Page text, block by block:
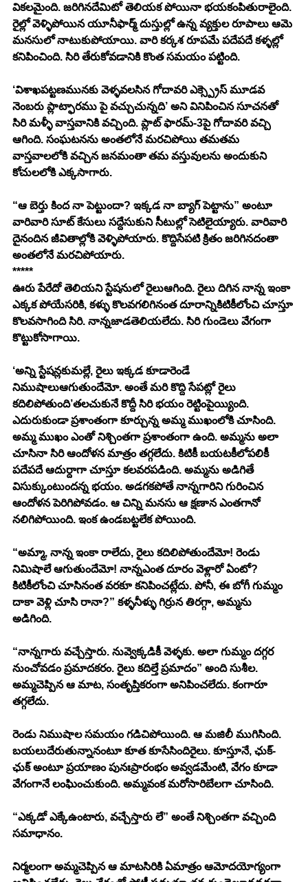
వికలమైంది. జరిగినదేమిటో తెలియక పోయినా భయకంపితురాలైంది.
రైల్లో వెళ్ళిపోయిన యూనీఫార్మ్ దుస్తుల్లో ఉన్న వ్యక్తుల రూపాలు ఆమె
మనసులో నాటుకుపోయాయి. వారి కర్కశ రూపమే పదేపదే కళ్ళల్లో
కనిపించింది. సిరి తేరుకోవడానికి కొంత సమయం పట్టింది.
‘విశాఖపట్టణమునకు వెళ్ళవలసిన గోదావరి ఎక్స్ప్రెస్ మూడవ
నెంబరు ప్లాట్ఫారము పై వచ్చుచున్నది’ అని వినిపించిన సూచనతో
సిరి మళ్ళీ వాస్తవానికి వచ్చింది. ప్లాట్ ఫారమ్-3పై గోదావరి వచ్చి
ఆగింది. సంఘటనను అంతలోనే మరచిపోయి తమతమ
వాస్తవాలలోకి వచ్చిన జనమంతా తమ వస్తువులను అందుకుని
కోచులలోకి ఎక్కసాగారు.
“ఆ బెర్తు కింద నా పెట్టుందా? ఇక్కడ నా బ్యాగ్ పెట్టాను” అంటూ
వారివారి సూట్ కేసులు సద్దేసుకుని సీటుల్లో సెటిలైయ్యారు. వారివారి
దైనందిన జీవితాల్లోకి వెళ్ళిపోయారు. కొద్దిసేపటి క్రితం జరిగినదంతా
అంతలోనే మరచిపోయారు.
*****
ఊరు పేరేదో తెలియని స్టేషనులో రైలుఆగింది. రైలు దిగిన నాన్న ఇంకా
ఎక్కక పోయేసరికి, కళ్ళు కొలవగలిగినంత దూరాన్నికిటికీలోంచి చూస్తూ
కొలవసాగింది సిరి. నాన్నజాడతెలియలేదు. సిరి గుండెలు వేగంగా
కొట్టుకోసాగాయి.
‘అన్ని స్టేషన్లకుమల్లే, రైలు ఇక్కడ కూడారెండే
నిముషాలుఆగుతుందేమో. అంతే మరి కొద్ది సేపట్లో రైలు
కదిలిపోతుంది’తలచుకునే కొద్దీ సిరి భయం రెట్టింపైయ్యింది.
ఎదురుకుండా ప్రశాంతంగా కూర్చున్న అమ్మ ముఖంలోకి చూసింది.
అమ్మ ముఖం ఎంతో నిశ్చింతగా ప్రశాంతంగా ఉంది. అమ్మను అలా
చూసినా సిరి ఆందోళన మాత్రం తగ్గలేదు. కిటికీ బయటకీలోపలికీ
పదేపదే ఆదుర్దాగా చూస్తూ కలవరపడింది. అమ్మను అడిగితే
విసుక్కుంటుందన్న భయం. అడగకపోతే నాన్నగారిని గురించిన
ఆందోళన పెరిగిపోవడం. ఆ చిన్ని మనసు ఆ క్షణాన ఎంతగానో
నలిగిపోయింది. ఇంక ఉండబట్టలేక పోయింది.
“అమ్మా, నాన్న ఇంకా రాలేదు, రైలు కదిలిపోతుందేమో! రెండు
నిమిషాలే ఆగుతుందేమో! నాన్నఎంత దూరం వెళ్లారో ఏంటో?
కిటికీలోంచి చూసినంత వరకూ కనిపించట్లేదు. పోనీ, ఈ బోగీ గుమ్మం
దాకా వెళ్లి చూసి రానా?” కళ్ళనీళ్ళు గిర్రున తిరగ్గా, అమ్మను
అడిగింది.
“నాన్నగారు వచ్చేస్తారు. నువ్వెక్కడికీ వెళ్ళకు. అలా గుమ్మం దగ్గర
నుంచోవడం ప్రమాదకరం. రైలు కదిల్తే ప్రమాదం” అంది సుశీల.
అమ్మచెప్పిన ఆ మాట, సంతృప్తికరంగా అనిపించలేదు. కంగారూ
తగ్గలేదు.
రెండు నిముషాల సమయం గడిచిపోయింది. ఆ మజిలీ ముగిసింది.
బయలుదేరుతున్నానంటూ కూత కూసేసిందిరైలు. కూస్తూనే, ఛుక్-
ఛుక్ అంటూ ప్రయాణం పునఃప్రారంభం అవ్వడమేంటి, వేగం కూడా
వేగంగానే లంఘించుకుంది. అమ్మవంక మరోసారిబేలగా చూసింది.
“ఎక్కడో ఎక్కేఉంటారు, వచ్చేస్తారు లే” అంతే నిశ్చింతగా వచ్చింది
సమాధానం.
నిర్మలంగా అమ్మచెప్పిన ఆ మాటసిరికి ఏమాత్రం ఆమోదయోగ్యంగా